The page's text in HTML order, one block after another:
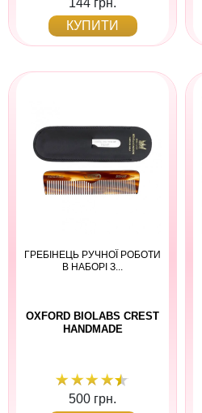
144 грн.
КУПИТИ
ГРЕБІНЕЦЬ РУЧНОЇ РОБОТИ
В НАБОРІ З...
OXFORD BIOLABS CREST
HANDMADE
500 грн.